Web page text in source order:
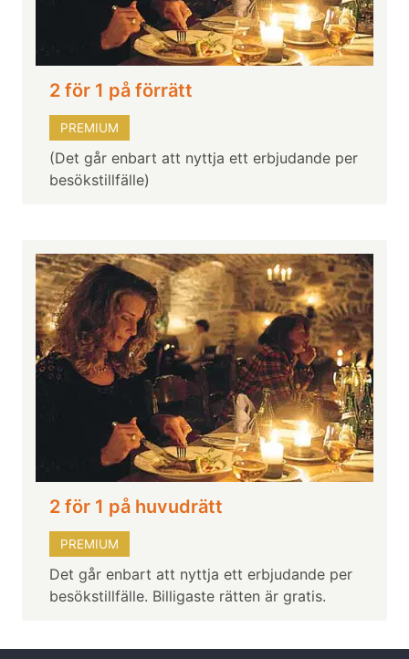
2 för 1 på förrätt
PREMIUM
(Det går enbart att nyttja ett erbjudande per
besökstillfälle)
2 för 1 på huvudrätt
PREMIUM
Det går enbart att nyttja ett erbjudande per
besökstillfälle. Billigaste rätten är gratis.